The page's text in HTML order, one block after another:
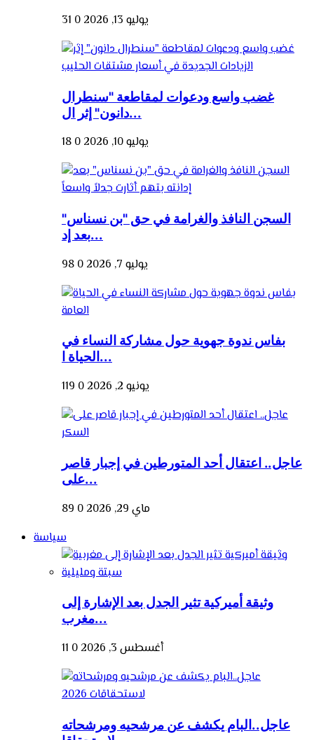
يوليو 13, 2026 0
31
غضب واسع ودعوات لمقاطعة "سنطرال
دانون" إثر ال...
يوليو 10, 2026 0
18
السجن النافذ والغرامة في حق "بن نسناس"
بعد إد...
يوليو 7, 2026 0
98
بفاس ندوة جهوية حول مشاركة النساء في
الحياة ا...
يونيو 2, 2026 0
119
عاجل.. اعتقال أحد المتورطين في إجبار قاصر
على...
ماي 29, 2026 0
89
سياسة
وثيقة أميركية تثير الجدل بعد الإشارة إلى
مغرب...
أغسطس 3, 2026 0
11
عاجل..البام يكشف عن مرشحيه ومرشحاته